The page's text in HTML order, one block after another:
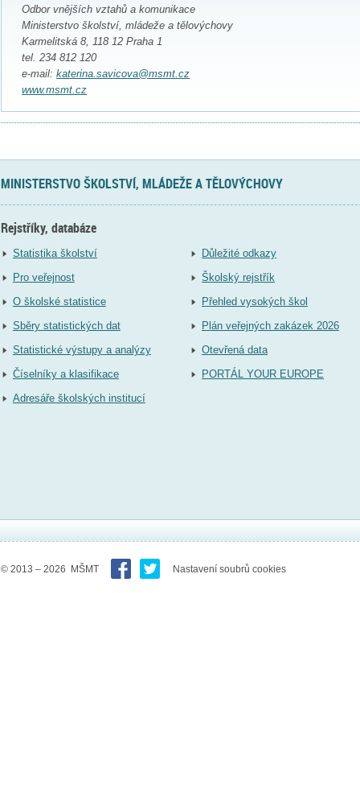
Odbor vnějších vztahů a komunikace
Ministerstvo školství, mládeže a tělovýchovy
Karmelitská 8, 118 12 Praha 1
tel. 234 812 120
e-mail:katerina.savicova@msmt.cz
www.msmt.cz
MINISTERSTVO ŠKOLSTVÍ, MLÁDEŽE A TĚLOVÝCHOVY
Rejstříky, databáze
Statistika školství
Pro veřejnost
O školské statistice
Sběry statistických dat
Statistické výstupy a analýzy
Číselníky a klasifikace
Adresáře školských institucí
Důležité odkazy
Školský rejstřík
Přehled vysokých škol
Plán veřejných zakázek 2026
Otevřená data
PORTÁL YOUR EUROPE
© 2013 – 2026 MŠMT Nastavení soubrů cookies